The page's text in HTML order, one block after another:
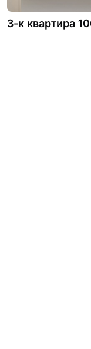
3-к квартира